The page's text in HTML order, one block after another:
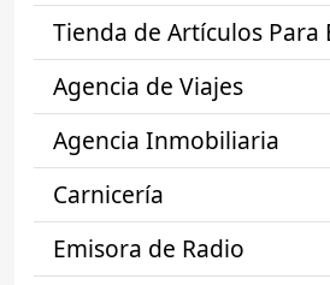
Tienda de Artículos Para
Agencia de Viajes
Agencia Inmobiliaria
Carnicería
Emisora de Radio